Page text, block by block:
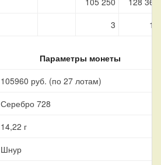
3 17
Параметры монеты
105960 руб. (по 27 лотам)
Серебро 728
14,22 г
Шнур